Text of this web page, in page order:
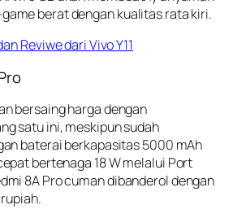
berat dengan kualitas rata kiri.
bersaing harga dengan
satu ini, meskipun sudah
baterai berkapasitas 5000 mAh
bertenaga 18 W melalui Port
8A Pro cuman dibanderol dengan